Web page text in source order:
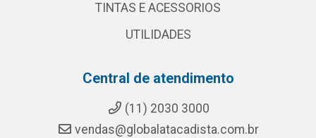
TINTAS E ACESSORIOS
UTILIDADES
Central de atendimento
(11) 2030 3000
vendas@globalatacadista.com.br